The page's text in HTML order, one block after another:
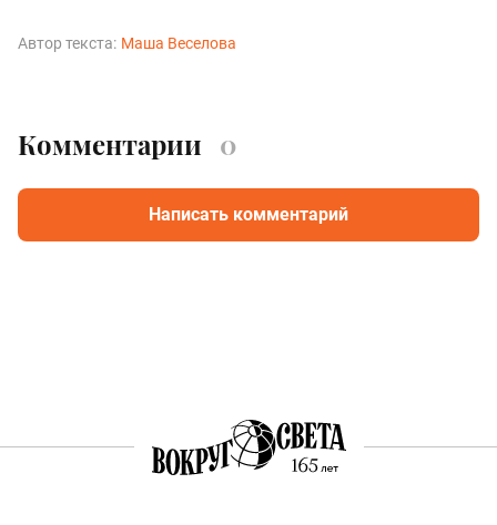
Автор текста: Маша Веселова
Комментарии 0
Написать комментарий